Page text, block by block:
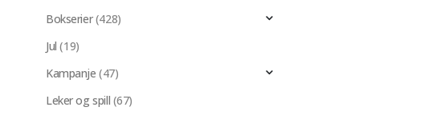
Bokserier(428)
Jul (19)
Kampanje (47)
Leker og spill (67)